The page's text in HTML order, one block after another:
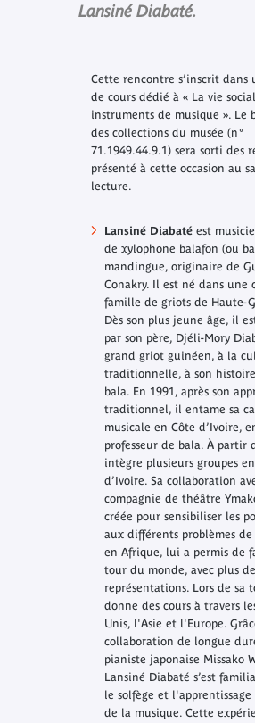
Lansiné Diabaté.
Cette rencontre s’inscrit dans
de cours dédié à « La vie
instruments de musique ». Le
des collections du musée (n°
71.1949.44.9.1) sera sorti des
présenté à cette occasion au
lecture.
Lansiné Diabatéest
de xylophone balafon (ou
mandingue, originaire de
Conakry. Il est né dans une
famille de griots de Haute-
Dès son plus jeune âge, il
par son père, Djéli-Mory
grand griot guinéen, à la
traditionnelle, à son
bala. En 1991, après son
traditionnel, il entame sa
musicale en Côte d’Ivoire,
professeur de bala. À partir
intègre plusieurs groupes
d’Ivoire. Sa collaboration
compagnie de théâtre
créée pour sensibiliser les
aux différents problèmes de
en Afrique, lui a permis de
tour du monde, avec plus
représentations. Lors de sa
donne des cours à travers
Unis, l'Asie et l'Europe.
collaboration de longue
pianiste japonaise Missako
Lansiné Diabaté s’est
le solfège et l'apprentissage
de la musique. Cette